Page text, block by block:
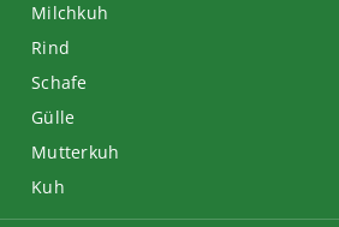
Milchkuh
Rind
Schafe
Gülle
Mutterkuh
Kuh